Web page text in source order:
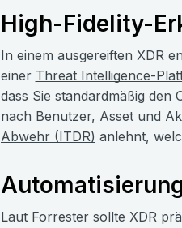
High-Fidelity-
In einem ausgereiften XDR
einer Threat Intelligence-
dass Sie standardmäßig
nach Benutzer, Asset und
Abwehr (ITDR) anlehnt,
Laut Forrester sollte XDR